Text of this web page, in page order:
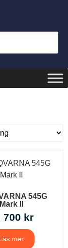
545G
Mark II
700 kr
mer